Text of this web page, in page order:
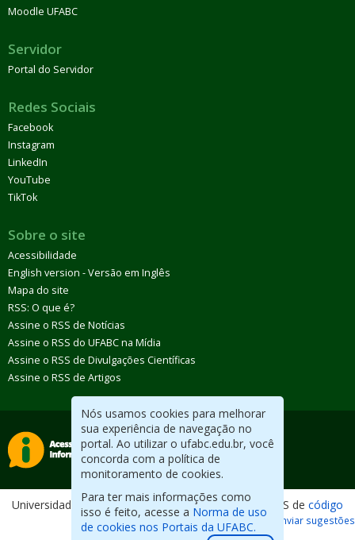
Nós usamos cookies para melhorar
sua experiência de navegação no
portal. Ao utilizar o ufabc.edu.br, você
concorda com a política de
monitoramento de cookies.
Para ter mais informações como
isso é feito, acesse a Norma de uso
de cookies nos Portais da UFABC.
Moodle UFABC
Servidor
Portal do Servidor
Redes Sociais
Facebook
Instagram
LinkedIn
YouTube
TikTok
Sobre o site
Acessibilidade
English version - Versão em Inglês
Mapa do site
RSS: O que é?
Assine o RSS de Notícias
Assine o RSS do UFABC na Mídia
Assine o RSS de Divulgações Científicas
Assine o RSS de Artigos
Universidade Federal do ABC. Desenvolvido com CMS de código
aberto. Reportar erros / Enviar sugestões